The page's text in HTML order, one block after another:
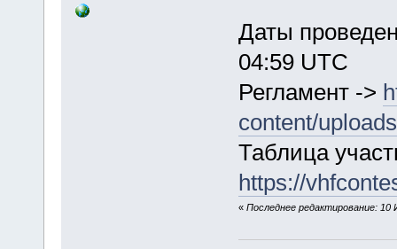
Даты
04:59 UTC
Регламент ->
content/
Таблица
https://
« Последнее редактирование: